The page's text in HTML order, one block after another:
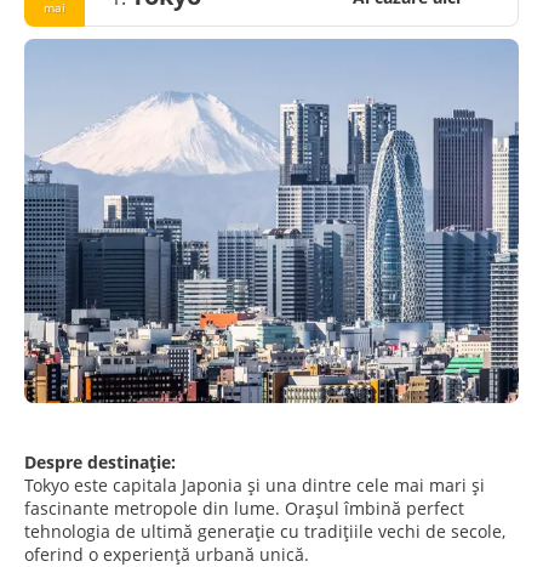
mai
Despre destinație:
Tokyo este capitala Japonia și una dintre cele mai mari și
fascinante metropole din lume. Orașul îmbină perfect
tehnologia de ultimă generație cu tradițiile vechi de secole,
oferind o experiență urbană unică.